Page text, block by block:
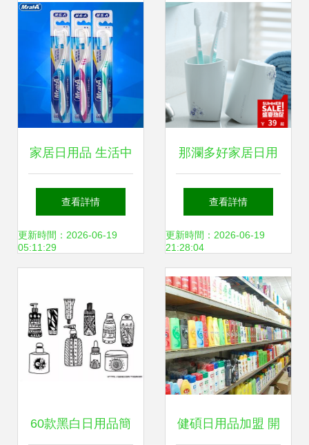
家居日用品 生活中
的無聲伙伴
查看詳情
更新時間：2026-06-19
05:11:29
那瀾多好家居日用
品價格解析與選購
指南
查看詳情
更新時間：2026-06-19
21:28:04
60款黑白日用品簡 健碩日用品加盟 開